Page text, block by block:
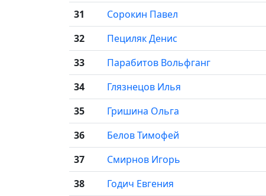
31
Сорокин Павел
32
Пециляк Денис
33
Парабитов Вольфганг
34
Глязнецов Илья
35
Гришина Ольга
36
Белов Тимофей
37
Смирнов Игорь
38
Годич Евгения